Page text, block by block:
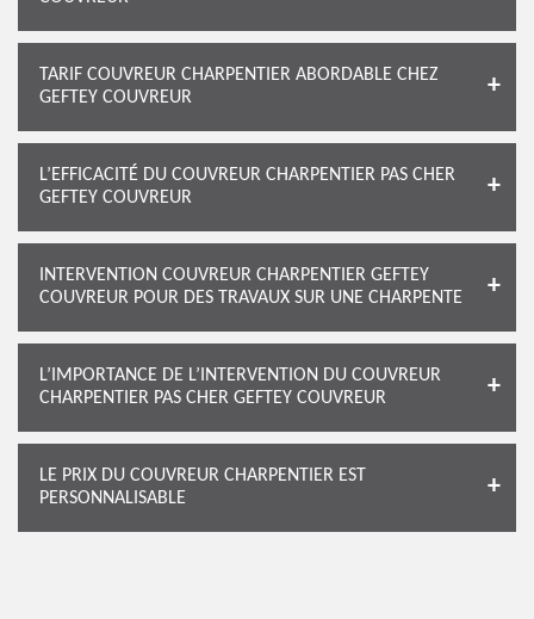
TARIF COUVREUR CHARPENTIER ABORDABLE CHEZ
GEFTEY COUVREUR
L’EFFICACITÉ DU COUVREUR CHARPENTIER PAS CHER
GEFTEY COUVREUR
INTERVENTION COUVREUR CHARPENTIER GEFTEY
COUVREUR POUR DES TRAVAUX SUR UNE CHARPENTE
L’IMPORTANCE DE L’INTERVENTION DU COUVREUR
CHARPENTIER PAS CHER GEFTEY COUVREUR
LE PRIX DU COUVREUR CHARPENTIER EST
PERSONNALISABLE